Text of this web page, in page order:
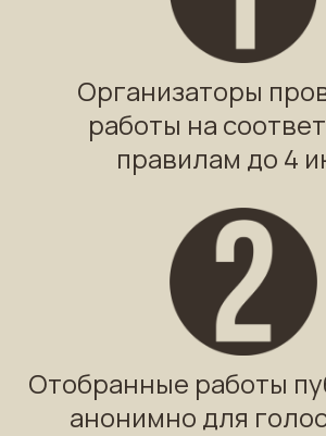
Организаторы
работы на
правилам до 4
Отобранные работы
анонимно для